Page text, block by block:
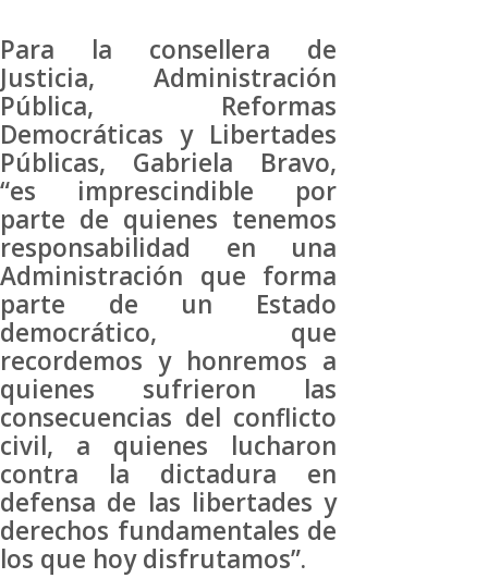
Para la consellera de
Justicia, Administración
Pública, Reformas
Democráticas y Libertades
Públicas, Gabriela Bravo,
“es imprescindible por
parte de quienes tenemos
responsabilidad en una
Administración que forma
parte de un Estado
democrático, que
recordemos y honremos a
quienes sufrieron las
consecuencias del conflicto
civil, a quienes lucharon
contra la dictadura en
defensa de las libertades y
derechos fundamentales de
los que hoy disfrutamos”.